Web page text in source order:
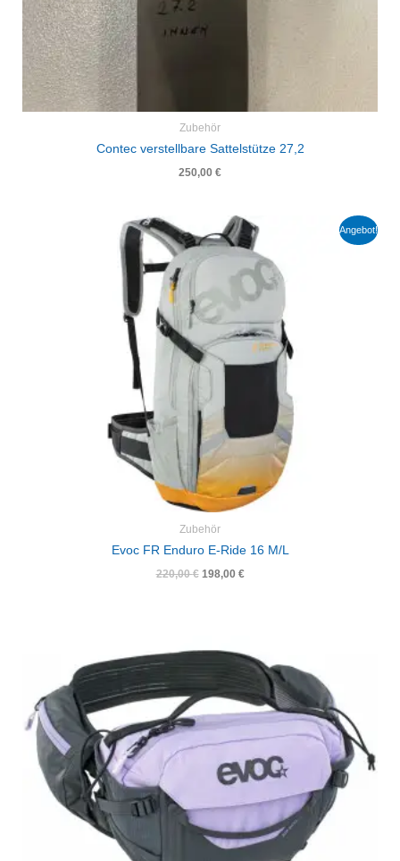
Zubehör
Contec verstellbare Sattelstütze 27,2
250,00 €
Angebot!
Zubehör
Evoc FR Enduro E-Ride 16 M/L
220,00€
Ursprünglicher
Preis
war:
220,00 €
198,00 €
Aktueller
Preis
ist:
198,00 €.